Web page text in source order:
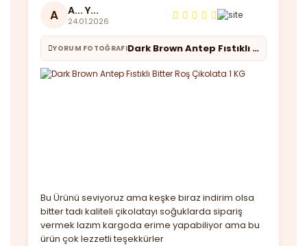
A A... Y...
24.01.2026
YORUM FOTOĞRAFI Dark Brown Antep Fıstıklı Bitter Roş Çikolata 1 KG
Bu Ürünü seviyoruz ama keşke biraz indirim olsa
bitter tadı kaliteli çikolatayı soğuklarda sipariş
vermek lazım kargoda erime yapabiliyor ama bu
ürün çok lezzetli teşekkürler